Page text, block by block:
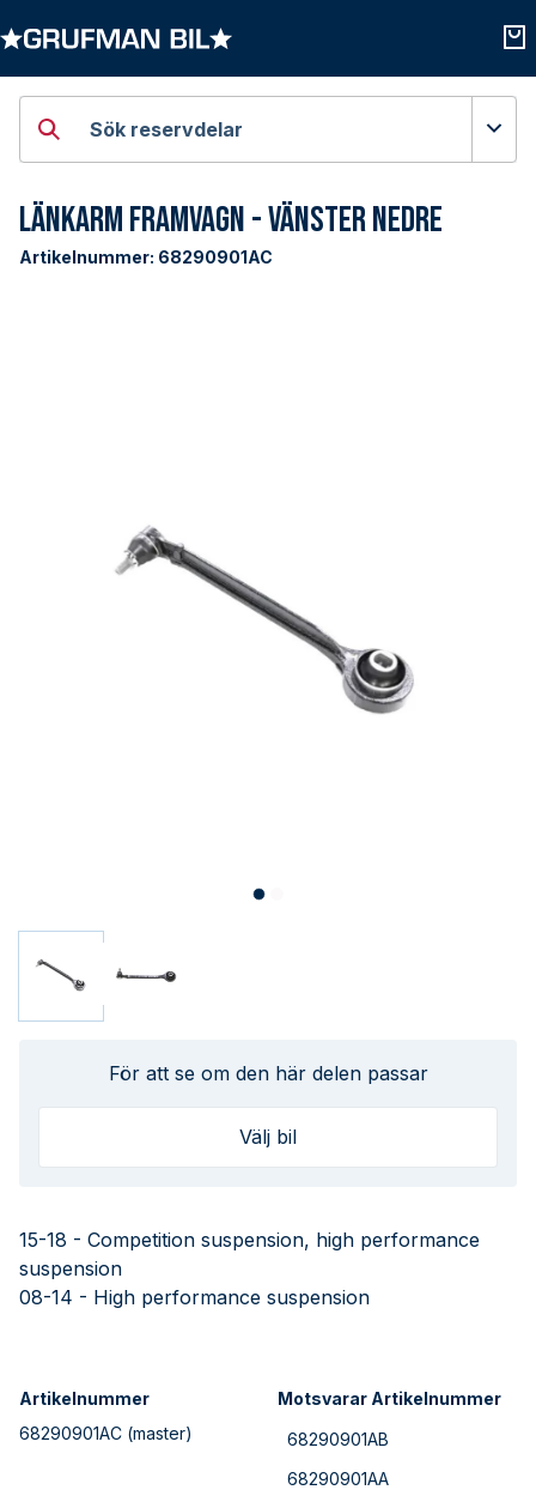
Sök reservdelar
Länkarm Framvagn - Vänster Nedre
Artikelnummer: 68290901AC
För att se om den här delen passar
Välj bil
15-18 - Competition suspension, high performance
suspension
08-14 - High performance suspension
Artikelnummer
68290901AC (master)
Motsvarar Artikelnummer
68290901AB
68290901AA